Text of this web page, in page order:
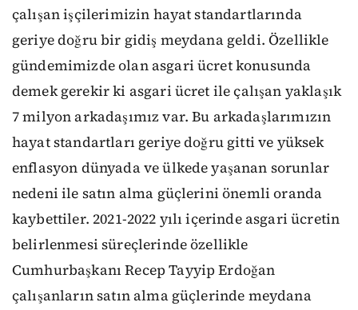
çalışan işçilerimizin hayat standartlarında
geriye doğru bir gidiş meydana geldi. Özellikle
gündemimizde olan asgari ücret konusunda
demek gerekir ki asgari ücret ile çalışan yaklaşık
7 milyon arkadaşımız var. Bu arkadaşlarımızın
hayat standartları geriye doğru gitti ve yüksek
enflasyon dünyada ve ülkede yaşanan sorunlar
nedeni ile satın alma güçlerini önemli oranda
kaybettiler. 2021-2022 yılı içerinde asgari ücretin
belirlenmesi süreçlerinde özellikle
Cumhurbaşkanı Recep Tayyip Erdoğan
çalışanların satın alma güçlerinde meydana